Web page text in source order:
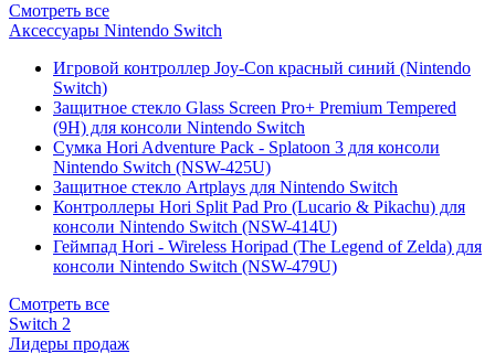
Смотреть все
Аксессуары Nintendo Switch
Игровой контроллер Joy-Con красный синий (Nintendo
Switch)
Защитное стекло Glass Screen Pro+ Premium Tempered
(9H) для консоли Nintendo Switch
Сумка Hori Adventure Pack - Splatoon 3 для консоли
Nintendo Switch (NSW-425U)
Защитное стекло Artplays для Nintendo Switch
Контроллеры Hori Split Pad Pro (Lucario & Pikachu) для
консоли Nintendo Switch (NSW-414U)
Геймпад Hori - Wireless Horipad (The Legend of Zelda) для
консоли Nintendo Switch (NSW-479U)
Смотреть все
Switch 2
Лидеры продаж